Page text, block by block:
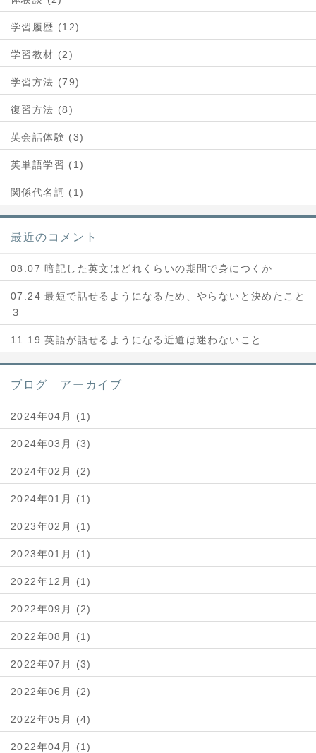
学習履歴 (12)
学習教材 (2)
学習方法 (79)
復習方法 (8)
英会話体験 (3)
英単語学習 (1)
関係代名詞 (1)
最近のコメント
08.07 暗記した英文はどれくらいの期間で身につくか
07.24 最短で話せるようになるため、やらないと決めたこと
３
11.19 英語が話せるようになる近道は迷わないこと
ブログ アーカイブ
2024年04月 (1)
2024年03月 (3)
2024年02月 (2)
2024年01月 (1)
2023年02月 (1)
2023年01月 (1)
2022年12月 (1)
2022年09月 (2)
2022年08月 (1)
2022年07月 (3)
2022年06月 (2)
2022年05月 (4)
2022年04月 (1)